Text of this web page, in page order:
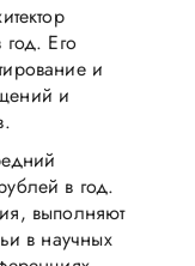
Его
и
и
в год.
выполняют
в научных